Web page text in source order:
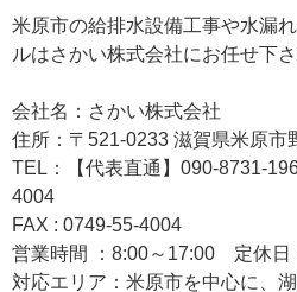
米原市の給排水設備工事や水漏
ルはさかい株式会社にお任せ下さ
会社名：さかい株式会社
住所：〒521-0233 滋賀県米原市
TEL：【代表直通】090-8731-
4004
FAX : 0749-55-4004
営業時間 ：8:00～17:00 定休日
対応エリア：米原市を中心に、